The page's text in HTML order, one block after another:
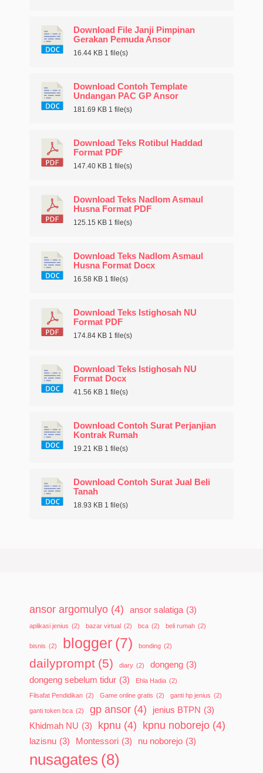
Download File Janji Pimpinan
Gerakan Pemuda Ansor
16.44 KB 1 file(s)
Download Contoh Template
Undangan PAC GP Ansor
181.69 KB 1 file(s)
Download Teks Rotibul Haddad
Format PDF
147.40 KB 1 file(s)
Download Teks Nadlom Asmaul
Husna Format PDF
125.15 KB 1 file(s)
Download Teks Nadlom Asmaul
Husna Format Docx
16.58 KB 1 file(s)
Download Teks Istighosah NU
Format PDF
174.84 KB 1 file(s)
Download Teks Istighosah NU
Format Docx
41.56 KB 1 file(s)
Download Contoh Surat Perjanjian
Kontrak Rumah
19.21 KB 1 file(s)
Download Contoh Surat Jual Beli
Tanah
18.93 KB 1 file(s)
ansor argomulyo (4) ansor salatiga (3)
aplikasi jenius (2) bazar virtual (2) bca (2) beli rumah (2)
bisnis (2) blogger (7) bonding (2)
dailyprompt (5) diary (2) dongeng (3)
dongeng sebelum tidur (3) Ehla Hadia (2)
Filsafat Pendidikan (2) Game online gratis (2) ganti hp jenius (2)
ganti token bca (2) gp ansor (4) jenius BTPN (3)
Khidmah NU (3) kpnu (4) kpnu noborejo (4)
lazisnu (3) Montessori (3) nu noborejo (3)
nusagates (8)